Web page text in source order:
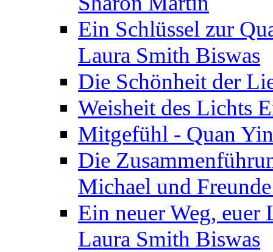
Ein Schlüssel zur
Laura Smith Biswas
Die Schönheit der
Weisheit des Lichts
Mitgefühl - Quan
Die
Michael und
Ein neuer Weg, euer
Laura Smith Biswas